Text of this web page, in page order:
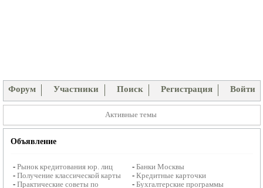
Форум Участники Поиск Регистрация Войти
Активные темы
Объявление
-Рынок кредитования юр. лиц
-Получение классической карты
-Практические советы по
-Банки Москвы
-Кредитные карточки
-Бухгалтерские программы